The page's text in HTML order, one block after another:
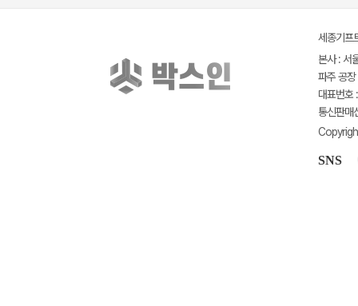
세종기
본사 : 서
파주 공
대표번
통신판
SNS